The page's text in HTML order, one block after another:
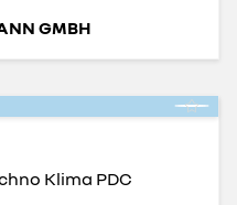
GMBH
Klima PDC